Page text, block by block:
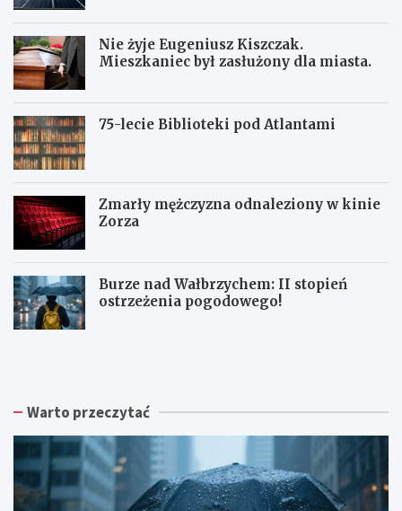
Nie żyje Eugeniusz Kiszczak.
Mieszkaniec był zasłużony dla miasta.
75-lecie Biblioteki pod Atlantami
Zmarły mężczyzna odnaleziony w kinie
Zorza
Burze nad Wałbrzychem: II stopień
ostrzeżenia pogodowego!
Z
k
p
o
d
p
W
z
s
k
a
R
W
z
c
h
:
N
Warto przeczytać